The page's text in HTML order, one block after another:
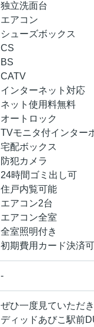
独立洗面台
エアコン
シューズボックス
CS
BS
CATV
インターネット対応
ネット使用料無料
オートロック
TVモニタ付インター
宅配ボックス
防犯カメラ
24時間ゴミ出し可
住戸内覧可能
エアコン2台
エアコン全室
全室照明付き
初期費用カード決済可
-
ぜひ一度見ていただ
ディッドあびこ駅前